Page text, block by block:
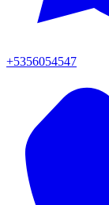
+5356054547